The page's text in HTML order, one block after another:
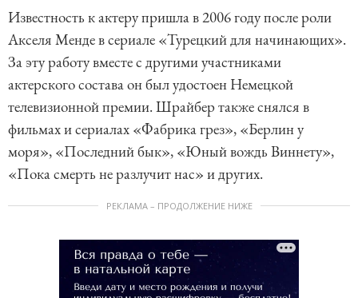
Известность к актеру пришла в 2006 году после роли
Акселя Менде в сериале «Турецкий для начинающих».
За эту работу вместе с другими участниками
актерского состава он был удостоен Немецкой
телевизионной премии. Шрайбер также снялся в
фильмах и сериалах «Фабрика грез», «Берлин у
моря», «Последний бык», «Юный вождь Виннету»,
«Пока смерть не разлучит нас» и других.
РЕКЛАМА – ПРОДОЛЖЕНИЕ НИЖЕ